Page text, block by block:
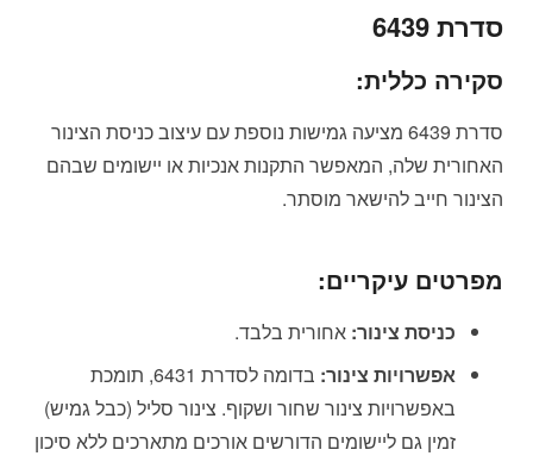
סדרת 6439
סקירה כללית:
סדרת 6439 מציעה גמישות נוספת עם עיצוב כניסת הצינור
האחורית שלה, המאפשר התקנות אנכיות או יישומים שבהם
הצינור חייב להישאר מוסתר.
מפרטים עיקריים:
כניסת צינור: אחורית בלבד.
אפשרויות צינור:
בדומה לסדרת 6431, תומכת
באפשרויות צינור שחור ושקוף. צינור סליל (כבל גמיש)
זמין גם ליישומים הדורשים אורכים מתארכים ללא סיכון